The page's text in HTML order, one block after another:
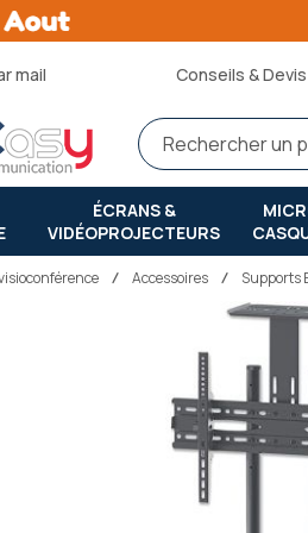
mail Conseils &
ÉCRANS &
VIDÉOPROJECTEURS
Accessoires Supports